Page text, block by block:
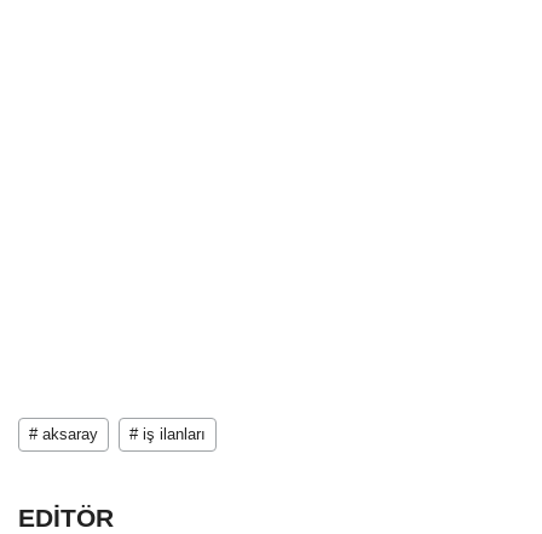
# aksaray # iş ilanları
EDİTÖR